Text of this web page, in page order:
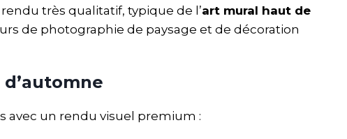
très qualitatif, typique de l’art mural haut de
de photographie de paysage et de décoration
avec un rendu visuel premium :